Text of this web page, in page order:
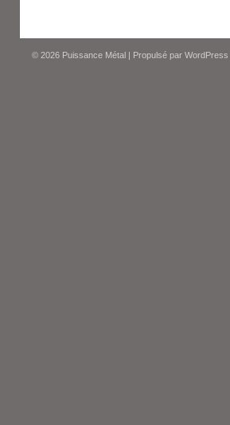
© 2026 Puissance Métal | Propulsé par WordPress